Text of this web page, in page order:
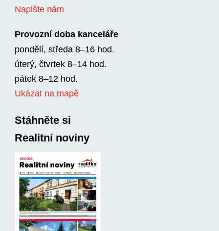
Napište nám
Provozní doba kanceláře
pondělí, středa 8–16 hod.
úterý, čtvrtek 8–14 hod.
pátek 8–12 hod.
Ukázat na mapě
Stáhněte si
Realitní noviny